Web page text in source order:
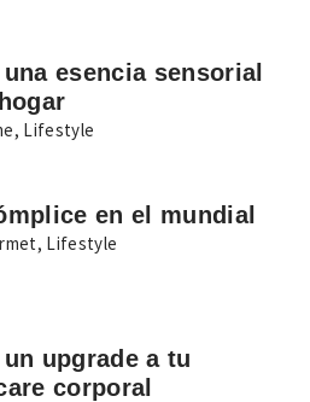
una esencia sensorial
, Lifestyle
en el mundial
, Lifestyle
un upgrade a tu
corporal